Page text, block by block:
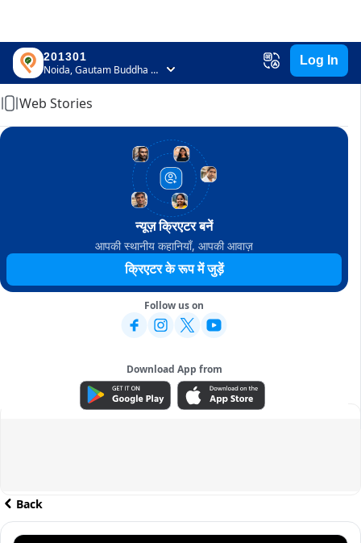
201301
Noida, Gautam Buddha Nagar, Uttar Pradesh
Log In
Home
Web Stories
न्यूज़ क्रिएटर बनें
आपकी स्थानीय कहानियाँ, आपकी आवाज़
क्रिएटर के रूप में जुड़ें
Follow us on
Download App from
ADVERTISEMENT
Back